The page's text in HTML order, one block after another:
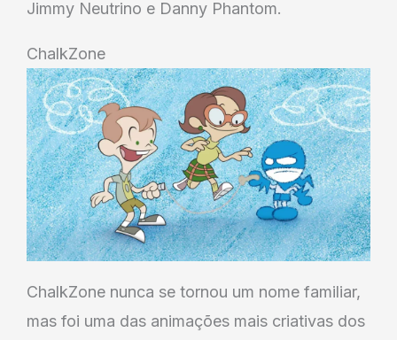
Jimmy Neutrino e Danny Phantom.
ChalkZone
ChalkZone nunca se tornou um nome familiar,
mas foi uma das animações mais criativas dos